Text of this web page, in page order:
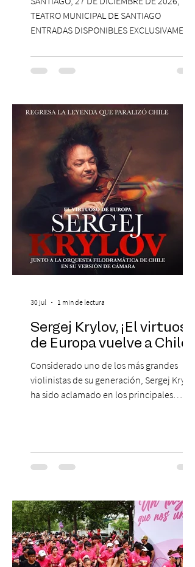
Teatro Municipal de
Santiago
TEATRO MUNICIPAL DE SANTIAGO
ENTRADAS DISPONIBLES EXCLUSIVAMENTE
agrupación ícono de la Nueva Canción
Chilena conmemorará su legado de 60
19:00 horas, en el Teatro Municipal de
Santiago. La celebración reunirá a la
máxima exponente de la música popular
peruana, Eva Ayllón, al Cuarteto Austral y
un repertorio que recorrerá seis décadas
de obras que transformaron l
Sergej Krylov, ¡El virtuoso
de Europa vuelve a Chile!
Considerado uno de los más grandes
violinistas de su generación, Sergej Krylov
ha sido aclamado en los principales
escenario del Teatro CA660 para
protagonizar una velada extraordinaria
Las Cuatro Estaciones de Antonio Vivaldi y
Las Cuatro Estaciones Porteñas de Astor
Piazzolla. Déja
30 jul 1 min de lectura